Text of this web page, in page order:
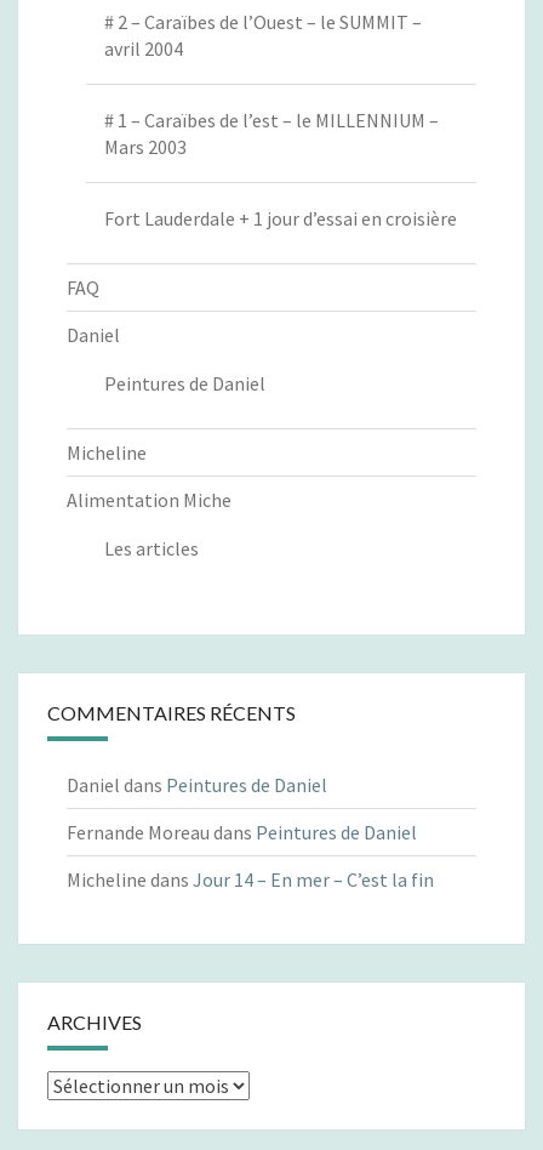
# 2 – Caraïbes de l’Ouest – le SUMMIT –
avril 2004
# 1 – Caraïbes de l’est – le MILLENNIUM –
Mars 2003
Fort Lauderdale + 1 jour d’essai en croisière
FAQ
Daniel
Peintures de Daniel
Micheline
Alimentation Miche
Les articles
COMMENTAIRES RÉCENTS
Daniel dans Peintures de Daniel
Fernande Moreau dans Peintures de Daniel
Micheline dans Jour 14 – En mer – C’est la fin
ARCHIVES
Archives